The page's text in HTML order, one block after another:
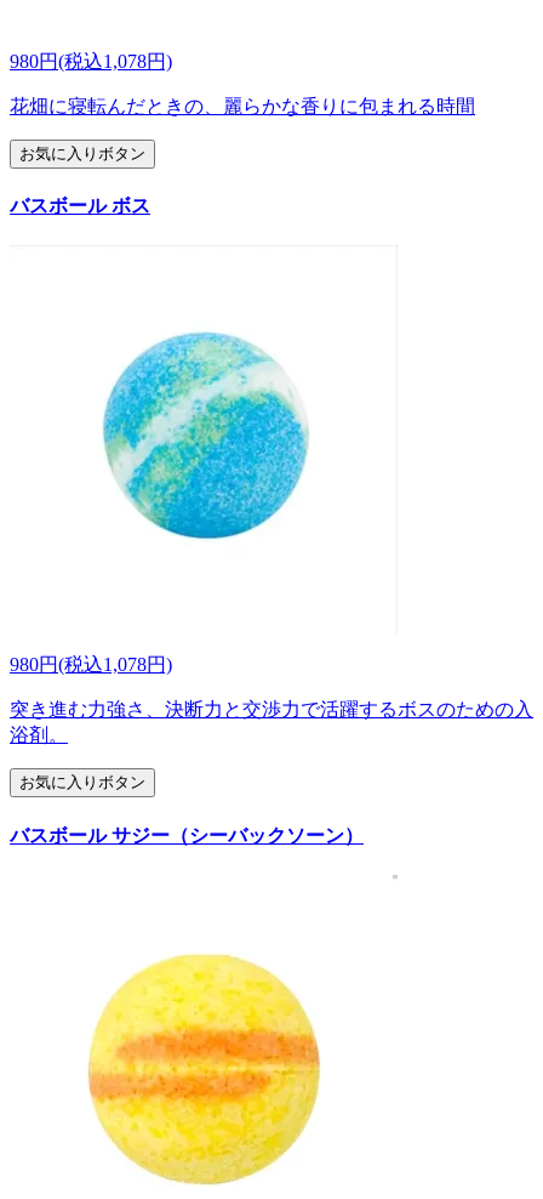
980円(税込1,078円)
花畑に寝転んだときの、麗らかな香りに包まれる時間
お気に入りボタン
バスボール ボス
980円(税込1,078円)
突き進む力強さ、決断力と交渉力で活躍するボスのための入
浴剤。
お気に入りボタン
バスボール サジー（シーバックソーン）